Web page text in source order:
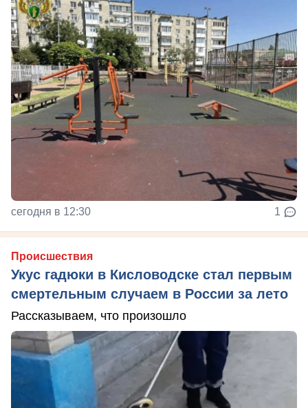
сегодня в 12:30 1
Происшествия
Укус гадюки в Кисловодске стал первым
смертельным случаем в России за лето
Рассказываем, что произошло